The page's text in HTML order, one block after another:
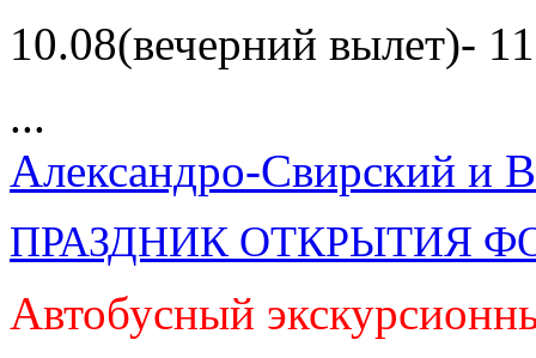
10.08(вечерний вылет)-
...
Александро-Свирский и
ПРАЗДНИК ОТКРЫТИЯ
Автобусный